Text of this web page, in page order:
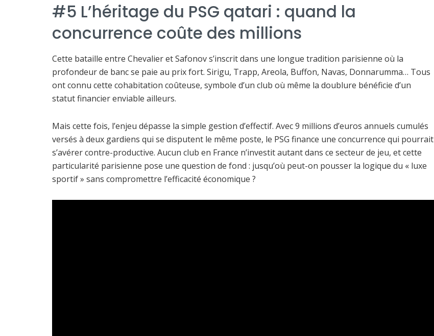
#5 L’héritage du PSG qatari : quand la
concurrence coûte des millions
Cette bataille entre Chevalier et Safonov s’inscrit dans une longue tradition parisienne où la
profondeur de banc se paie au prix fort. Sirigu, Trapp, Areola, Buffon, Navas, Donnarumma… Tous
ont connu cette cohabitation coûteuse, symbole d’un club où même la doublure bénéficie d’un
statut financier enviable ailleurs.
Mais cette fois, l’enjeu dépasse la simple gestion d’effectif. Avec 9 millions d’euros annuels cumulés
versés à deux gardiens qui se disputent le même poste, le PSG finance une concurrence qui pourrait
s’avérer contre-productive. Aucun club en France n’investit autant dans ce secteur de jeu, et cette
particularité parisienne pose une question de fond : jusqu’où peut-on pousser la logique du « luxe
sportif » sans compromettre l’efficacité économique ?